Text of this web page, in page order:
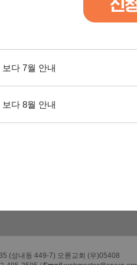
다 7월 안내
다 8월 안내
(성내동 449-7) 오륜교회 (우)05408